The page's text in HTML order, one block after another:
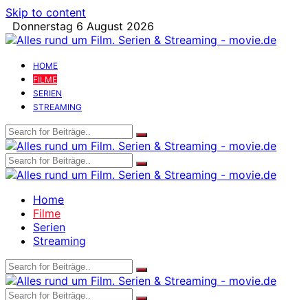
Skip to content
Donnerstag 6 August 2026
HOME
FILME
SERIEN
STREAMING
Home
Filme
Serien
Streaming